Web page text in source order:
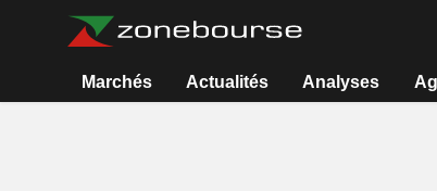
Marchés Actualités Analyses